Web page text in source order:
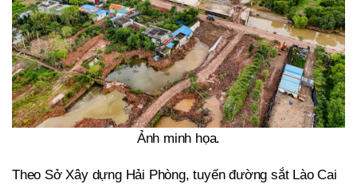
Ảnh minh họa.
Theo Sở Xây dựng Hải Phòng, tuyến đường sắt Lào Cai